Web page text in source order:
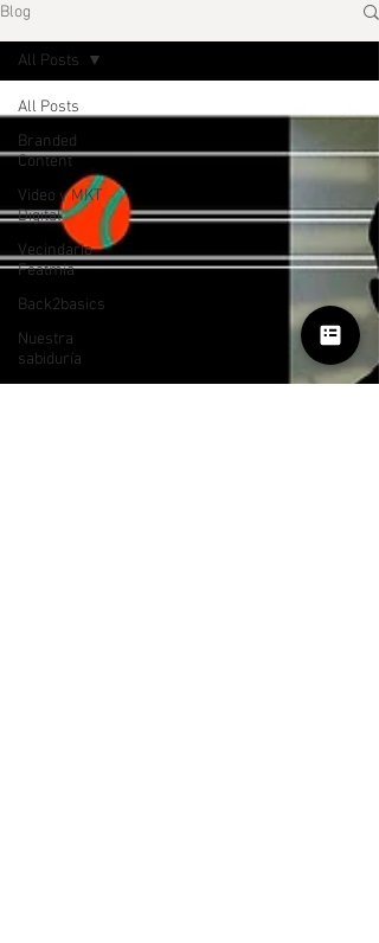
Blog
All Posts
Branded
Content
Video y MKT
Digital
Vecindario
Featmia
Back2basics
Nuestra
sabiduría
All Posts